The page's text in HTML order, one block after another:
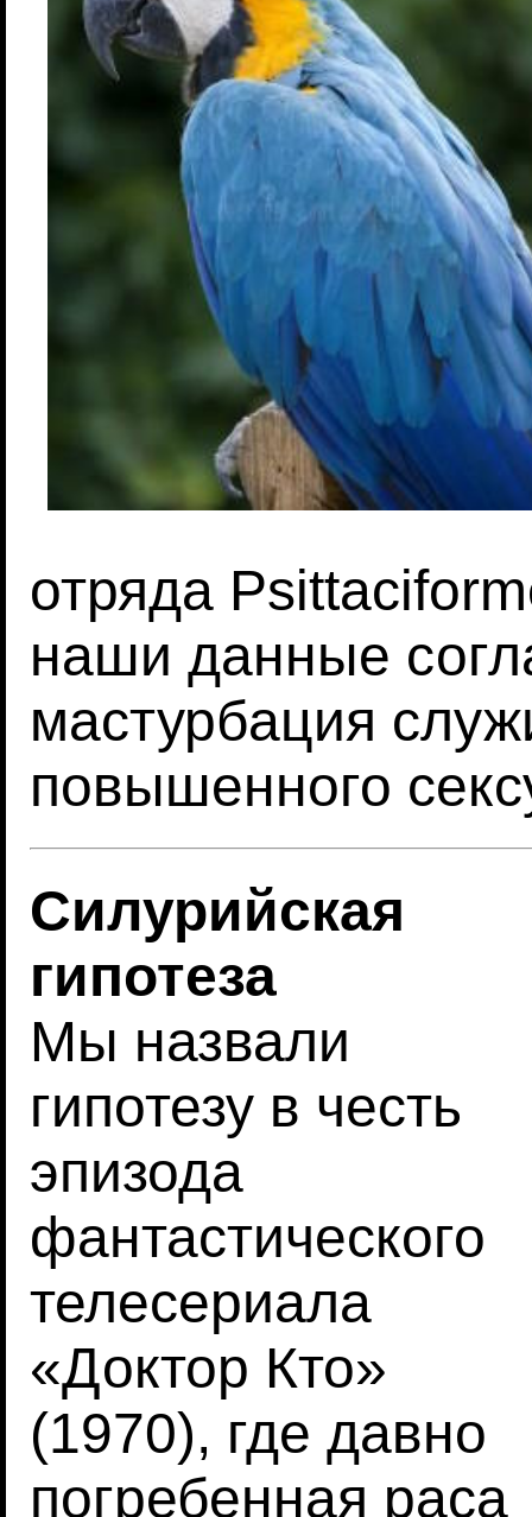
отряда
наши данные
мастурбация
повышенного
Силурийская
гипотеза
Мы назвали
гипотезу в честь
эпизода
фантастического
телесериала
«Доктор Кто»
(1970), где давно
погребенная раса